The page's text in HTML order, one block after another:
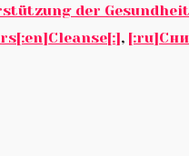
der Gesundheit
,